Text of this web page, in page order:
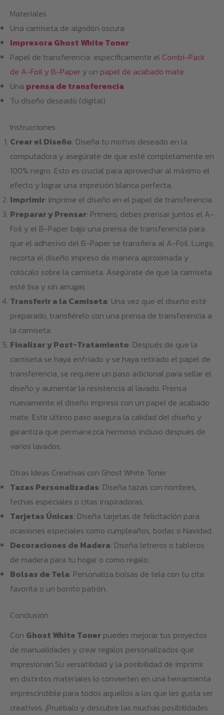
Materiales
Una camiseta de algodón oscura
Impresora Ghost White Toner
Papel de transferencia: específicamente el Combi-Pack
de A-Foil y B-Paper y un papel de acabado mate
Una prensa de transferencia
Tu diseño deseado (digital)
Instrucciones
Crear el Diseño: Diseña tu motivo deseado en la
computadora y asegúrate de que esté completamente en
100% negro. Esto es crucial para aprovechar al máximo el
efecto y lograr una impresión blanca perfecta.
Imprimir: Imprime el diseño en el papel de transferencia.
Preparar y Prensar: Primero, debes prensar juntos el A-
Foil y el B-Paper bajo una prensa de transferencia para
que el adhesivo del B-Paper se transfiera al A-Foil. Luego,
recorta el diseño impreso de manera aproximada y
colócalo sobre la camiseta. Asegúrate de que la camiseta
esté lisa y sin arrugas.
Transferir a la Camiseta: Una vez que el diseño esté
preparado, transfiérelo con una prensa de transferencia a
la camiseta.
Finalizar y Post-Tratamiento: Después de que la
camiseta se haya enfriado y se haya retirado el papel de
transferencia, se requiere un paso adicional para sellar el
diseño y aumentar la resistencia al lavado. Prensa
nuevamente el diseño impreso con un papel de acabado
mate. Este último paso asegura la calidad del diseño y
garantiza que permanezca hermoso incluso después de
varios lavados.
Otras Ideas Creativas con Ghost White Toner
Tazas Personalizadas: Diseña tazas con nombres,
fechas especiales o citas inspiradoras.
Tarjetas Únicas: Diseña tarjetas de felicitación para
ocasiones especiales como cumpleaños, bodas o Navidad.
Decoraciones de Madera: Diseña letreros o tableros
de madera para tu hogar o como regalo.
Bolsas de Tela: Personaliza bolsas de tela con tu cita
favorita o un bonito patrón.
Conclusión
Con Ghost White Toner puedes mejorar tus proyectos
de manualidades y crear regalos personalizados que
impresionan.Su versatilidad y la posibilidad de imprimir
en distintos materiales lo convierten en una herramienta
imprescindible para todos aquellos a los que les gusta ser
creativos. ¡Pruébalo y descubre las muchas posibilidades